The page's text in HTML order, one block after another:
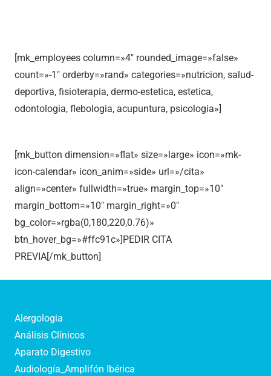
[mk_employees column=»4″ rounded_image=»false»
count=»-1″ orderby=»rand» categories=»nutricion, salud-
deportiva, fisioterapia, dermo-estetica, estetica,
odontologia, flebologia, acupuntura, psicologia»]
[mk_button dimension=»flat» size=»large» icon=»mk-
icon-calendar» icon_anim=»side» url=»/cita»
align=»center» fullwidth=»true» margin_top=»10″
margin_bottom=»10″ margin_right=»0″
bg_color=»rgba(0,180,220,0.76)»
btn_hover_bg=»#ffc91c»]PEDIR CITA
PREVIA[/mk_button]
Alergologia
Análisis Clínicos
Aparato Digestivo
Audiología_Amplifón Ibérica